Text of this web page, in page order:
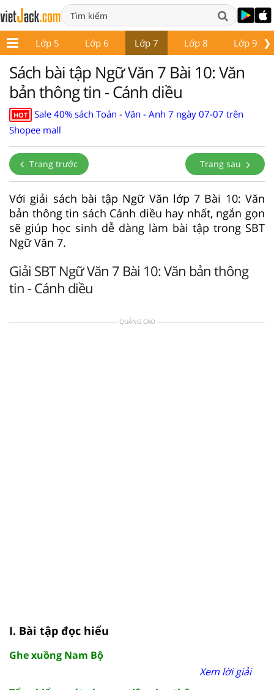
❯
4 Lớp 5 Lớp 6 Lớp 7 Lớp 8 Lớp 9
Sách bài tập Ngữ Văn 7 Bài 10: Văn
bản thông tin - Cánh diều
HOT
Sale 40% sách Toán - Văn - Anh 7 ngày 07-07 trên
Shopee mall
Trang trước Trang sau
Với giải sách bài tập Ngữ Văn lớp 7 Bài 10: Văn
bản thông tin sách Cánh diều hay nhất, ngắn gọn
sẽ giúp học sinh dễ dàng làm bài tập trong SBT
Ngữ Văn 7.
Giải SBT Ngữ Văn 7 Bài 10: Văn bản thông
tin - Cánh diều
QUẢNG CÁO
I. Bài tập đọc hiểu
Ghe xuồng Nam Bộ
Xem lời giải